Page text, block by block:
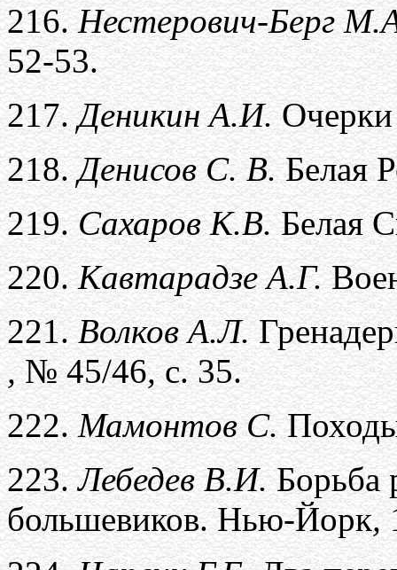
216.Нестерович-Берг
52-53.
217.Деникин А.И.Очерки
218.Денисов С. В.Белая
219.Сахаров К.В.Белая
220.Кавтарадзе А.Г.
221.Волков А.Л.
,№ 45/46,с. 35.
222.Мамонтов С.
223.Лебедев В.И.Борьба
большевиков. Нью-Йорк,